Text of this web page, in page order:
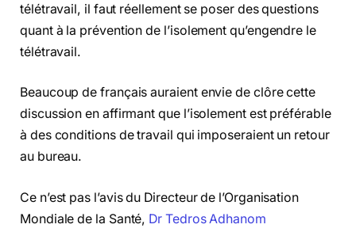
télétravail, il faut réellement se poser des questions
quant à la prévention de l’isolement qu’engendre le
télétravail.
Beaucoup de français auraient envie de clôre cette
discussion en affirmant que l’isolement est préférable
à des conditions de travail qui imposeraient un retour
au bureau.
Ce n’est pas l’avis du Directeur de l’Organisation
Mondiale de la Santé, Dr Tedros Adhanom